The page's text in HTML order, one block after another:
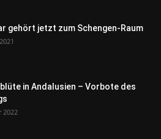
gehört jetzt zum Schengen-Raum
in Andalusien – Vorbote des
2022